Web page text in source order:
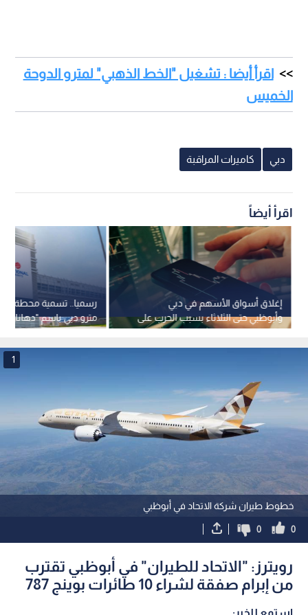
اقرأ أيضا : تشغيل "الخط الذهبي" لمترو الدوحة
الخميس
دبي كاميرات المراقبة
اقرأ أيضاً
رسميا.. تسمية محطة
مترو دبي باسم "دهانات
إغلاق أسواق الأسهم في دبي
وأبوظبي حتى الثلاثاء بسبب الحرب على
إيران
خطوط طيران شركة الاتحاد في أبوظبي
1
0
0
رويترز: "الاتحاد للطيران" في أبوظبي تقترب
من إبرام صفقة لشراء 10 طائرات بوينج 787
استمع للخبر: